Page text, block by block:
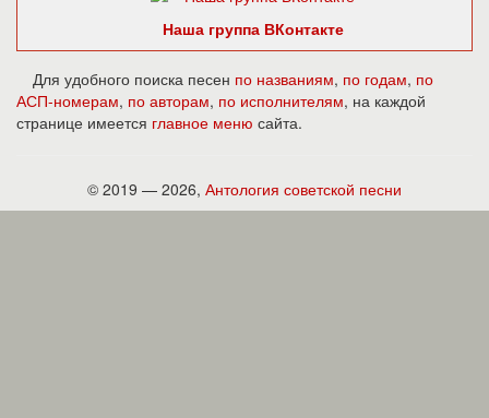
Наша группа ВКонтакте
Для удобного поиска песен по названиям, по годам, по
АСП-номерам, по авторам, по исполнителям, на каждой
странице имеется главное меню сайта.
© 2019 — 2026, Антология советской песни